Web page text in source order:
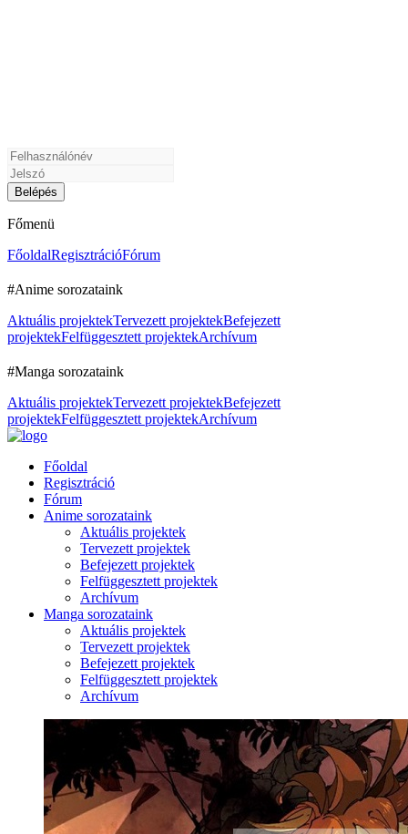
Főmenü
FőoldalRegisztrációFórum
#Anime sorozataink
Aktuális projektekTervezett projektekBefejezett
projektekFelfüggesztett projektekArchívum
#Manga sorozataink
Aktuális projektekTervezett projektekBefejezett
projektekFelfüggesztett projektekArchívum
Főoldal
Regisztráció
Fórum
Anime sorozataink
Aktuális projektek
Tervezett projektek
Befejezett projektek
Felfüggesztett projektek
Archívum
Manga sorozataink
Aktuális projektek
Tervezett projektek
Befejezett projektek
Felfüggesztett projektek
Archívum